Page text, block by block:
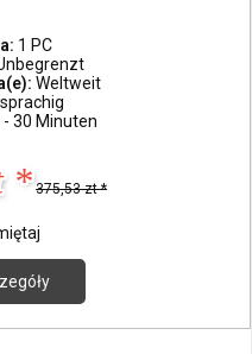
1 PC
Weltweit
- 30 Minuten
* 375,53 zt *